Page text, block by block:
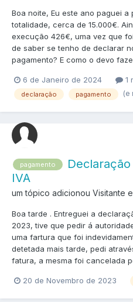
Boa noite, Eu este ano paguei
totalidade, cerca de 15.000€.
execução 426€, uma vez que
de saber se tenho de declarar
pagamento? E como o devo
6 de Janeiro de 2024 1
declaração pagamento (e
pagamento
IVA
um tópico adicionou Visitante
Boa tarde . Entreguei a
2023, tive que pedir á
uma fartura que foi
detetada mais tarde, pedi
fatura, a mesma foi cancelada
20 de Novembro de 2023